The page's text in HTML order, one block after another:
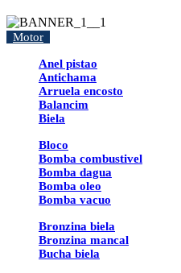
Motor
Anel pistao
Antichama
Arruela encosto
Balancim
Biela
Bloco
Bomba combustivel
Bomba dagua
Bomba oleo
Bomba vacuo
Bronzina biela
Bronzina mancal
Bucha biela